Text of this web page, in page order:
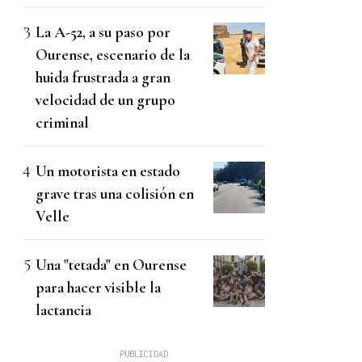
La A-52, a su paso por
Ourense, escenario de la
huida frustrada a gran
velocidad de un grupo
criminal
Un motorista en estado
grave tras una colisión en
Velle
Una "tetada" en Ourense
para hacer visible la
lactancia